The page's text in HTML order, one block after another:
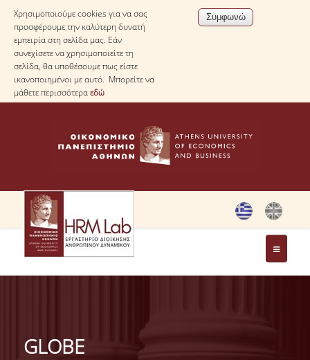
Χρησιμοποιούμε cookies για να σας
προσφέρουμε την καλύτερη δυνατή
εμπειρία στη σελίδα μας. Εάν
συνεχίσετε να χρησιμοποιείτε τη
σελίδα, θα υποθέσουμε πως είστε
ικανοποιημένοι με αυτό. Μπορείτε να
μάθετε περισσότεραεδώ
ΤΟ ΕΡΓΑΣΤΗΡΙΟ
ΜΕΛΗ ΔΕΠ
GLOBE